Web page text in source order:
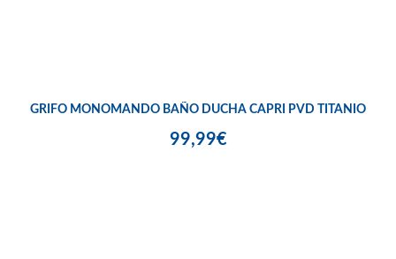
GRIFO MONOMANDO BAÑO DUCHA CAPRI PVD TITANIO
99,99€